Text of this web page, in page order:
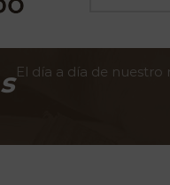
El día a día de nuestro